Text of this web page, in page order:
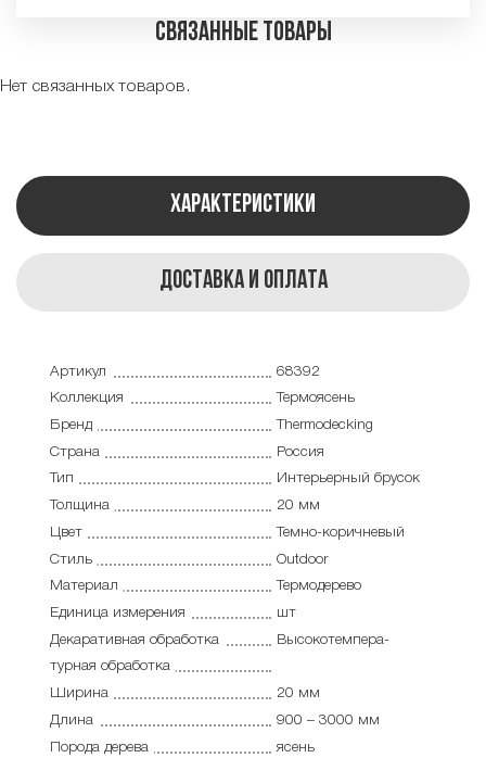
Связанные товары
Нет связанных товаров.
Характеристики
Доставка и оплата
Артикул
68392
Коллекция
Термоясень
Бренд
Thermodecking
Страна
Россия
Тип
Интерьерный брусок
Толщина
20 мм
Цвет
Темно-коричневый
Стиль
Outdoor
Материал
Термодерево
Единица измерения
шт
Декаративная обработка
Высокотемпера-
турная обработка
Ширина
20 мм
Длина
900 – 3000 мм
Порода дерева
ясень